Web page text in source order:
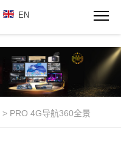
EN
> PRO 4G导航360全景